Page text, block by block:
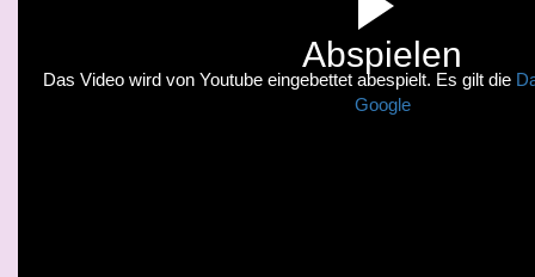
Abspielen
Das Video wird von Youtube eingebettet abespielt. Es gilt die
Google